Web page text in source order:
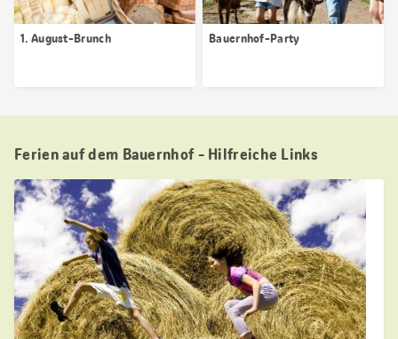
1. August-Brunch Bauernhof-Party
Ferien auf dem Bauernhof - Hilfreiche Links